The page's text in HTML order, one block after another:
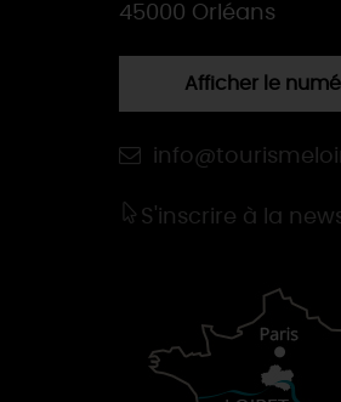
45000 Orléans
Afficher le
S'inscrire à la